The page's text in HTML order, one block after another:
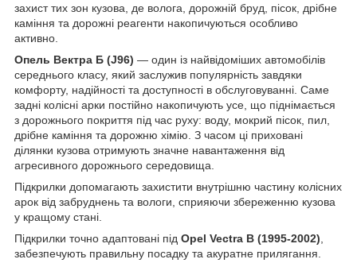
захист тих зон кузова, де волога, дорожній бруд, пісок, дрібне
каміння та дорожні реагенти накопичуються особливо
активно.
Опель Вектра Б (J96) — один із найвідоміших автомобілів
середнього класу, який заслужив популярність завдяки
комфорту, надійності та доступності в обслуговуванні. Саме
задні колісні арки постійно накопичують усе, що піднімається
з дорожнього покриття під час руху: воду, мокрий пісок, пил,
дрібне каміння та дорожню хімію. З часом ці приховані
ділянки кузова отримують значне навантаження від
агресивного дорожнього середовища.
Підкрилки допомагають захистити внутрішню частину колісних
арок від забруднень та вологи, сприяючи збереженню кузова
у кращому стані.
Підкрилки точно адаптовані під Opel Vectra B (1995-2002)
забезпечують правильну посадку та акуратне прилягання.